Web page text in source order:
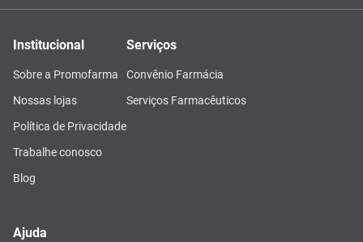
Institucional
Sobre a Promofarma
Nossas lojas
Política de Privacidade
Trabalhe conosco
Blog
Serviços
Convênio Farmácia
Serviços Farmacêuticos
Ajuda